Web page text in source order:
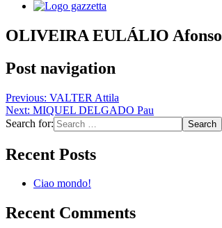
OLIVEIRA EULÁLIO Afonso
Post navigation
Previous: VALTER Attila
Next: MIQUEL DELGADO Pau
Search for:
Recent Posts
Ciao mondo!
Recent Comments